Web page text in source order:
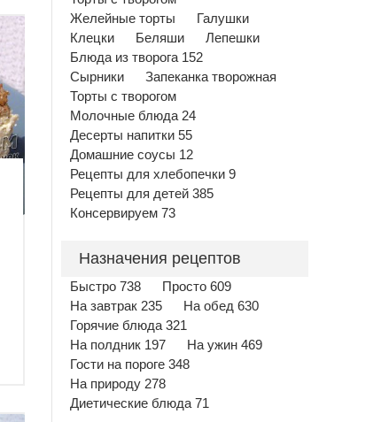
Желейные торты
Галушки
Клецки
Беляши
Лепешки
Блюда из творога 152
Сырники
Запеканка творожная
Торты с творогом
Молочные блюда 24
Десерты напитки 55
Домашние соусы 12
Рецепты для хлебопечки 9
Рецепты для детей 385
Консервируем 73
Назначения рецептов
Быстро 738
Просто 609
На завтрак 235
На обед 630
Горячие блюда 321
На полдник 197
На ужин 469
Гости на пороге 348
На природу 278
Диетические блюда 71